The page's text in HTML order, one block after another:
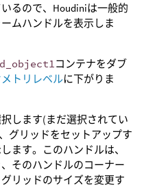
るので、Houdiniは一般的
ムハンドルを表示しま
コンテナをダブ
トリレベルに下がりま
します(まだ選択されてい
グリッドをセットアップす
ます。このハンドルは、
そのハンドルのコーナー
リッドのサイズを変更す